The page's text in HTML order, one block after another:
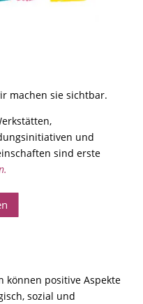
machen sie sichtbar.
und
sind erste
können positive Aspekte
sozial und